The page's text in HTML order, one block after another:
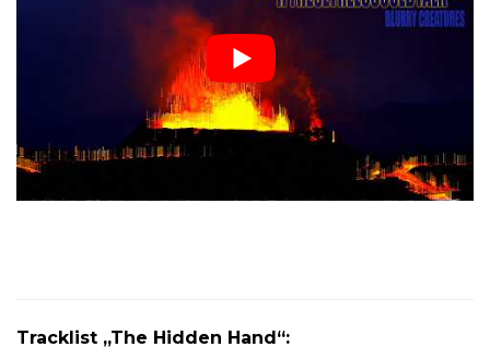
Tracklist „The Hidden Hand“: